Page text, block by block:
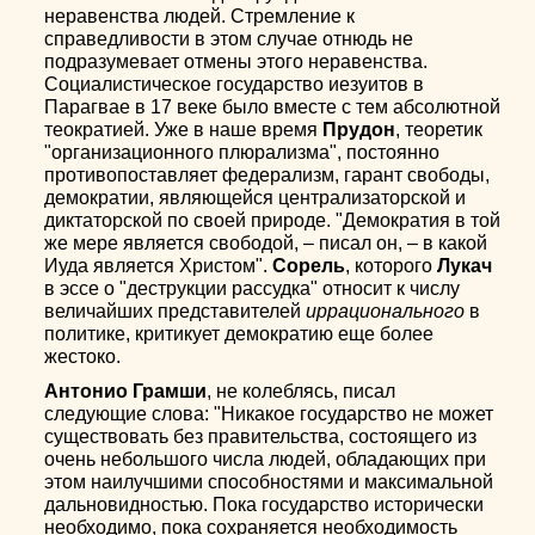
неравенства людей. Стремление к
справедливости в этом случае отнюдь не
подразумевает отмены этого неравенства.
Социалистическое государство иезуитов в
Парагвае в 17 веке было вместе с тем абсолютной
теократией. Уже в наше время Прудон, теоретик
"организационного плюрализма", постоянно
противопоставляет федерализм, гарант свободы,
демократии, являющейся централизаторской и
диктаторской по своей природе. "Демократия в той
же мере является свободой, – писал он, – в какой
Иуда является Христом".Сорель, которогоЛукач
в эссе о "деструкции рассудка" относит к числу
величайших представителейиррационального в
политике, критикует демократию еще более
жестоко.
Антонио Грамши, не колеблясь, писал
следующие слова: "Никакое государство не может
существовать без правительства, состоящего из
очень небольшого числа людей, обладающих при
этом наилучшими способностями и максимальной
дальновидностью. Пока государство исторически
необходимо, пока сохраняется необходимость